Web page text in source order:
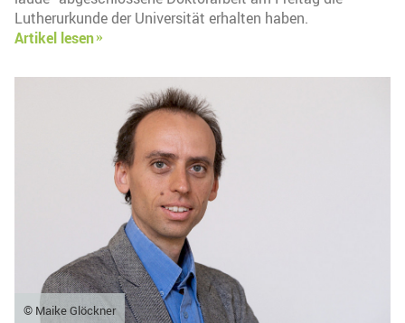
Lutherurkunde der Universität erhalten haben.
Artikel lesen
© Maike Glöckner